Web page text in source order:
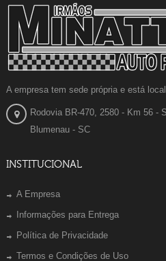
A empresa tem sede própria e está
Rodovia BR-470, 2580 - Km 56 -
Blumenau - SC
INSTITUCIONAL
A Empresa
Informações para Entrega
Política de Privacidade
Termos e Condições de Uso